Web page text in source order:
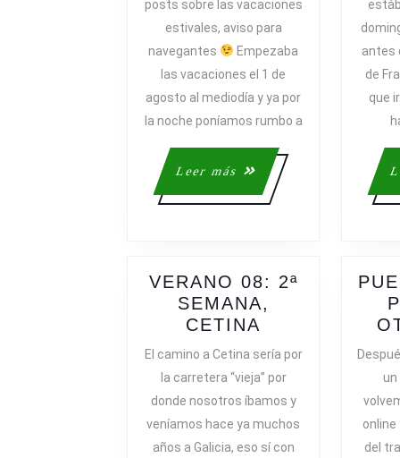
SEMANA,
GALICIA
posts sobre las vacaciones
estivales, aviso para
navegantes
Empezaba
las vacaciones el 1 de
agosto al mediodía y ya por
la noche poníamos rumbo a
Leer más
Leer
más
antes
de
que
VERANO 08: 2ª
SEMANA,
CETINA
08:
SEMANA,
CETINA
El camino a Cetina sería por
la carretera “vieja” por
donde nosotros íbamos y
veníamos hace ya muchos
años a Galicia, eso sí con
un
online
del